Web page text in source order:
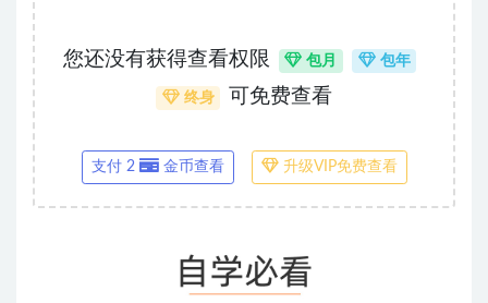
您还没有获得查看权限 包月 包年
终身 可免费查看
支付 2 金币查看 升级VIP免费查看